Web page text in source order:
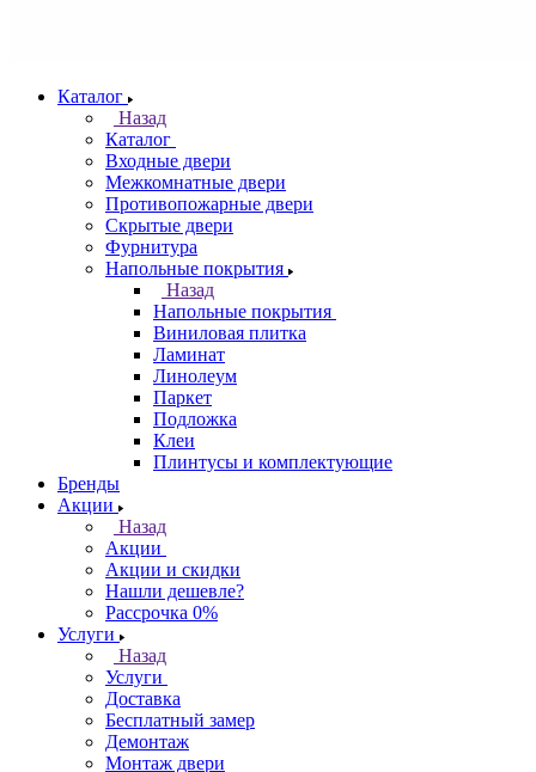
Каталог
Назад
Каталог
Входные двери
Межкомнатные двери
Противопожарные двери
Скрытые двери
Фурнитура
Напольные покрытия
Назад
Напольные покрытия
Виниловая плитка
Ламинат
Линолеум
Паркет
Подложка
Клеи
Плинтусы и комплектующие
Бренды
Акции
Назад
Акции
Акции и скидки
Нашли дешевле?
Рассрочка 0%
Услуги
Назад
Услуги
Доставка
Бесплатный замер
Демонтаж
Монтаж двери